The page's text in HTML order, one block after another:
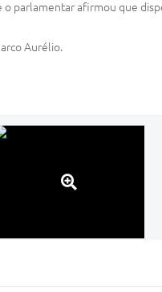
parlamentar afirmou que
Aurélio.